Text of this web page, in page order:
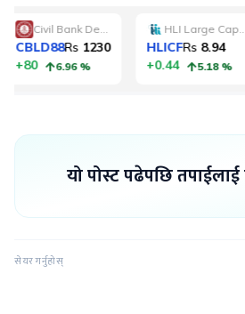
यो पोस्ट पढेपछि तपाईलाई
सेयर गर्नुहोस्